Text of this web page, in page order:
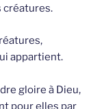
créatures.
appartient.
gloire à Dieu,
pour elles par